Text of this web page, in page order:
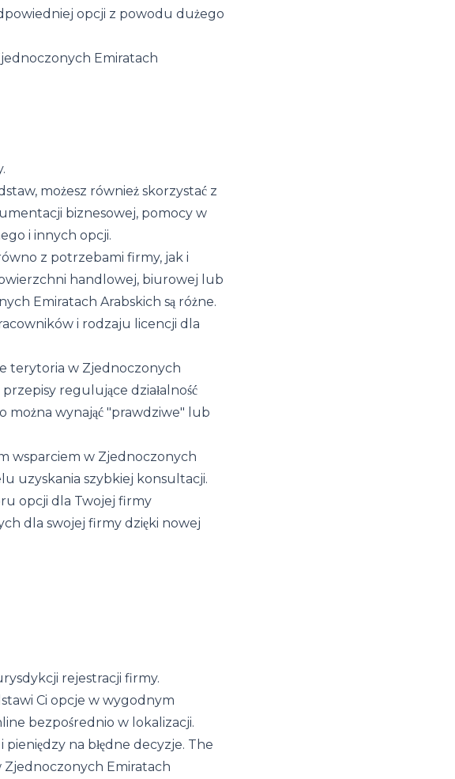
opcji z powodu dużego
Emiratach
możesz również skorzystać z
biznesowej, pomocy w
i innych opcji.
z potrzebami firmy, jak i
handlowej, biurowej lub
Emiratach Arabskich są różne.
i rodzaju licencji dla
terytoria w Zjednoczonych
regulujące działalność
można wynająć "prawdziwe" lub
wsparciem w Zjednoczonych
uzyskania szybkiej konsultacji.
opcji dla Twojej firmy
dla swojej firmy dzięki nowej
rejestracji firmy.
Ci opcje w wygodnym
bezpośrednio w lokalizacji.
na błędne decyzje. The
Emiratach